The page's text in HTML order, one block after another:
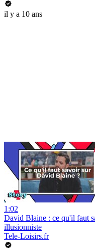
il y a 10 ans
1:02
David Blaine : ce qu'il faut
illusionniste
Tele-Loisirs.fr